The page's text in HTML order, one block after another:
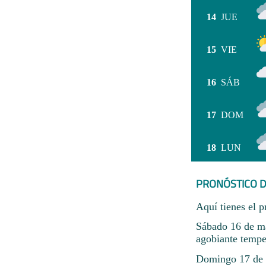
14 JUE
15 VIE
16 SÁB
17 DOM
18 LUN
PRONÓSTICO
Aquí tienes el
Sábado 16 de
agobiante
Domingo 17 de